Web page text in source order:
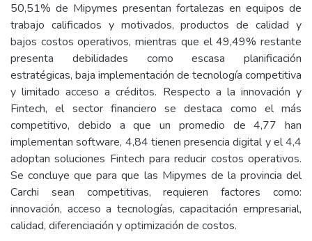
50,51% de Mipymes presentan fortalezas en equipos de
trabajo calificados y motivados, productos de calidad y
bajos costos operativos, mientras que el 49,49% restante
presenta debilidades como escasa planificación
estratégicas, baja implementación de tecnología competitiva
y limitado acceso a créditos. Respecto a la innovación y
Fintech, el sector financiero se destaca como el más
competitivo, debido a que un promedio de 4,77 han
implementan software, 4,84 tienen presencia digital y el 4,4
adoptan soluciones Fintech para reducir costos operativos.
Se concluye que para que las Mipymes de la provincia del
Carchi sean competitivas, requieren factores como:
innovación, acceso a tecnologías, capacitación empresarial,
calidad, diferenciación y optimización de costos.